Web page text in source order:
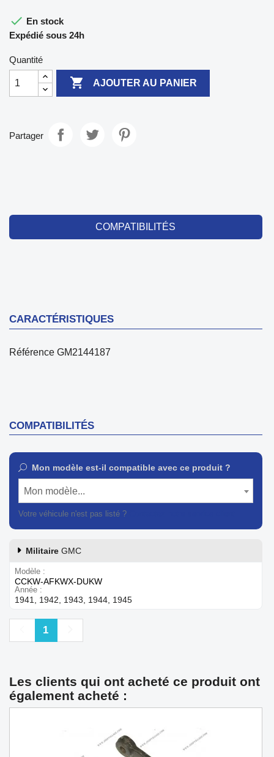
 En stock
Expédié sous 24h
Quantité
 AJOUTER AU PANIER
Partager
COMPATIBILITÉS
CARACTÉRISTIQUES
Référence GM2144187
COMPATIBILITÉS
Mon modèle est-il compatible avec ce produit ?
Mon modèle...
Votre véhicule n'est pas listé ?
Militaire GMC
Modèle
CCKW-AFKWX-DUKW
Année
1941, 1942, 1943, 1944, 1945
Précédent
1
Les clients qui ont acheté ce produit ont
également acheté :